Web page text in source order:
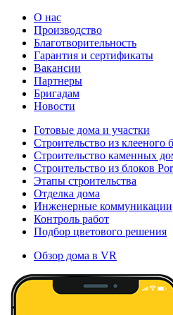
О нас
Производство
Благотворительность
Гарантия и сертификаты
Вакансии
Партнеры
Бригадам
Новости
Готовые дома и участки
Строительство из клееного
Строительство каменных
Строительство из блоков
Этапы строительства
Отделка дома
Инженерные коммуникации
Контроль работ
Подбор цветового решения
Обзор дома в VR